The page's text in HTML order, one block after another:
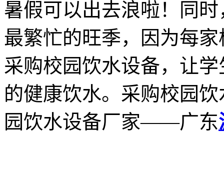
暑假可以出去浪啦！同
最繁忙的旺季，因为每
采购校园饮水设备，让
的健康饮水。采购校园
园饮水设备厂家——广东